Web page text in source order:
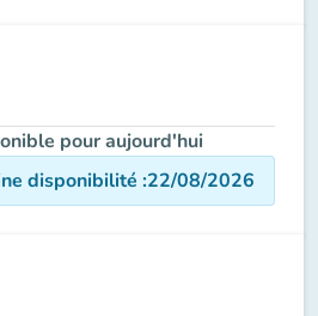
pour aujourd'hui
disponibilité :22/08/2026